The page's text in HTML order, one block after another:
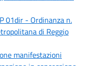
01dir - Ordinanza n.
di Reggio
manifestazioni